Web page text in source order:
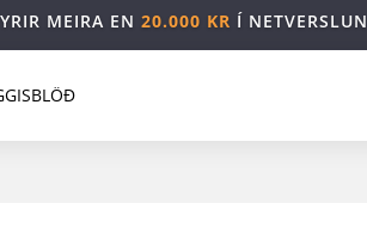
MEIRA EN20.000 KR Í NETVERSLUN